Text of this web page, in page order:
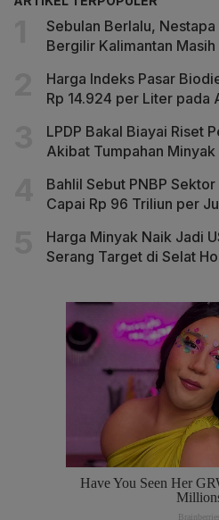
Sebulan Berlalu,
Bergilir Kalimantan
Harga Indeks Pasar
Rp 14.924 per Liter pada
LPDP Bakal Biayai Riset
Akibat Tumpahan Minyak
Bahlil Sebut PNBP
Capai Rp 96 Triliun per
Harga Minyak Naik Jadi
Serang Target di Selat